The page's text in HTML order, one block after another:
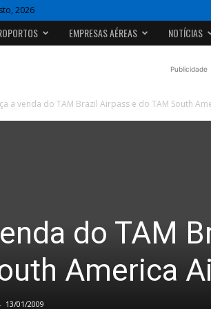
2026
EMPRESAS AÉREAS NOTÍCIAS
Publicidade
a venda do TAM Brazil Airpass e do TAM South
do TAM
America
13/01/2009